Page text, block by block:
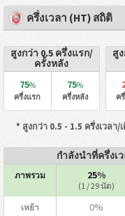
ครึ่งเวลา (HT) สถิติ
สูงกว่า 0.5 ครึ่งแรก/
ครั้งหลัง
75%
ครึ่งแรก
75%
ครึ่งหลัง
สู
ค
* สูงกว่า 0.5 - 1.5 ครึ่งเวลา
กำลังนำที่ครึ่งเ
ภาพรวม 25%
(1 / 29 นัด)
เหย้า 0%